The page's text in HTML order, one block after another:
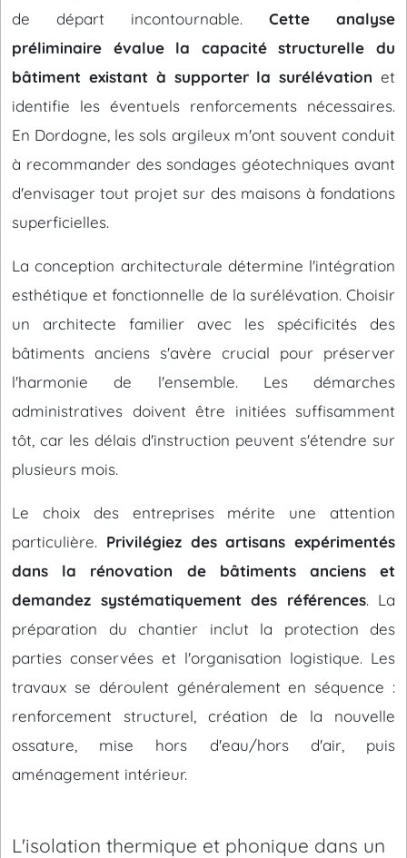
de départ incontournable. Cette analyse
préliminaire évalue la capacité structurelle du
bâtiment existant à supporter la surélévation et
identifie les éventuels renforcements nécessaires.
En Dordogne, les sols argileux m'ont souvent conduit
à recommander des sondages géotechniques avant
d'envisager tout projet sur des maisons à fondations
superficielles.
La conception architecturale détermine l'intégration
esthétique et fonctionnelle de la surélévation. Choisir
un architecte familier avec les spécificités des
bâtiments anciens s'avère crucial pour préserver
l'harmonie de l'ensemble. Les démarches
administratives doivent être initiées suffisamment
tôt, car les délais d'instruction peuvent s'étendre sur
plusieurs mois.
Le choix des entreprises mérite une attention
particulière. Privilégiez des artisans expérimentés
dans la rénovation de bâtiments anciens et
demandez systématiquement des références. La
préparation du chantier inclut la protection des
parties conservées et l'organisation logistique. Les
travaux se déroulent généralement en séquence :
renforcement structurel, création de la nouvelle
ossature, mise hors d'eau/hors d'air, puis
aménagement intérieur.
L'isolation thermique et phonique dans un